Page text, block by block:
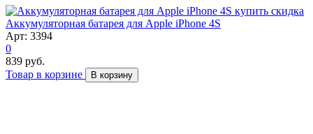
скидка
Аккумуляторная батарея для Apple iPhone 4S
Арт: 3394
0
839 руб.
Товар в корзине
В корзину